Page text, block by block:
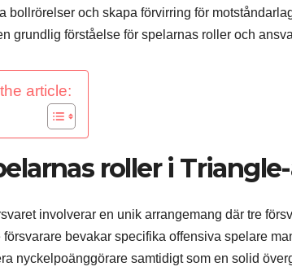
bollrörelser och skapa förvirring för
grundlig förståelse för spelarnas roller och
article:
roller i
involverar en unik arrangemang där tre
bevakar specifika offensiva spelare
nyckelpoänggörare samtidigt som en solid